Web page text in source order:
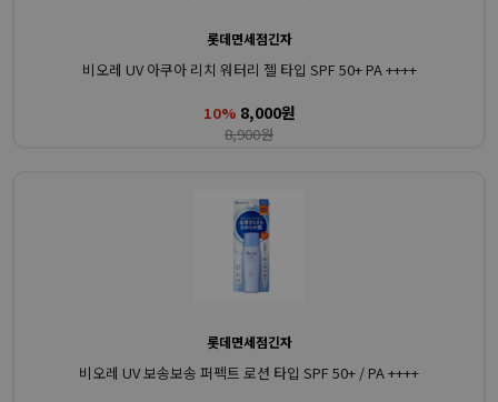
롯데면세점긴자
비오레 UV 아쿠아 리치 워터리 젤 타입 SPF 50+ PA ++++
10% 8,000원
8,900원
롯데면세점긴자
비오레 UV 보송보송 퍼펙트 로션 타입 SPF 50+ / PA ++++